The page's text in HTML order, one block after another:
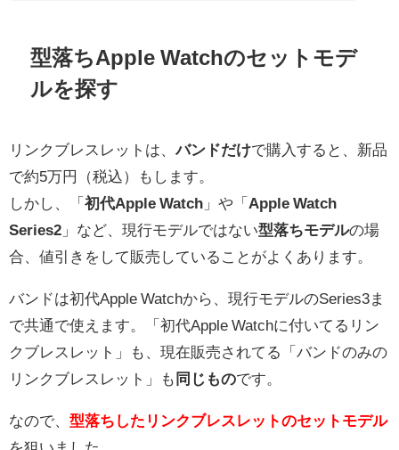
型落ちApple Watchのセットモデ
ルを探す
リンクブレスレットは、 バンドだけで購入すると、新品
で約5万円（税込）もします。
しかし、「 初代Apple Watch 」や「 Apple Watch
Series2 」など、現行モデルではない型落ちモデルの場
合、値引きをして販売していることがよくあります。
バンドは初代Apple Watchから、現行モデルのSeries3ま
で共通で使えます。「初代Apple Watchに付いてるリン
クブレスレット」も、現在販売されてる「バンドのみの
リンクブレスレット」も 同じものです。
なので、 型落ちしたリンクブレスレットのセットモデル
を狙いました。